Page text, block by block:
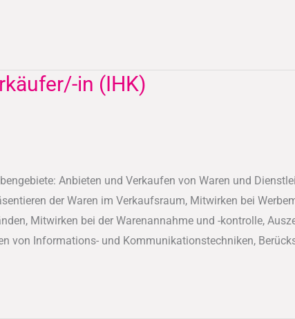
in (IHK)
Anbieten und Verkaufen von Waren und
der Waren im Verkaufsraum, Mitwirken bei
Mitwirken bei der Warenannahme und -kontrolle,
von Informations- und Kommunikationstechniken,